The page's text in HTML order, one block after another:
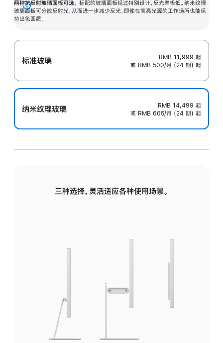
两种抗反射玻璃面板可选。 标配的玻璃面板经过特别设计，反光率极低。纳米纹理
玻璃面板可分散反射光，从而进一步减少反光，即使在高亮光源的工作场所也能保
持出色画质。
展
开
标准玻璃 RMB 11,999 起
或 RMB 500/月 (24 期) 起
纳米纹理玻璃 RMB 14,499 起
或 RMB 605/月 (24 期) 起
三种选择，灵活适应各种使用场景。